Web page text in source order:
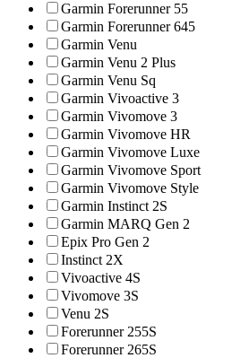
Garmin Forerunner 55
Garmin Forerunner 645
Garmin Venu
Garmin Venu 2 Plus
Garmin Venu Sq
Garmin Vivoactive 3
Garmin Vivomove 3
Garmin Vivomove HR
Garmin Vivomove Luxe
Garmin Vivomove Sport
Garmin Vivomove Style
Garmin Instinct 2S
Garmin MARQ Gen 2
Epix Pro Gen 2
Instinct 2X
Vivoactive 4S
Vivomove 3S
Venu 2S
Forerunner 255S
Forerunner 265S